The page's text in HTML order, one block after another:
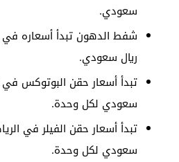
سعودي.
ريال سعودي.
سعودي لكل وحدة.
سعودي لكل وحدة.